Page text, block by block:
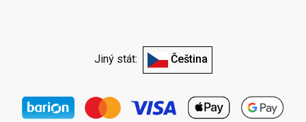
Jiný stát: Čeština